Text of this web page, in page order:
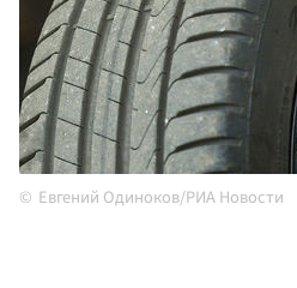
Евгений Одиноков/РИА Новости